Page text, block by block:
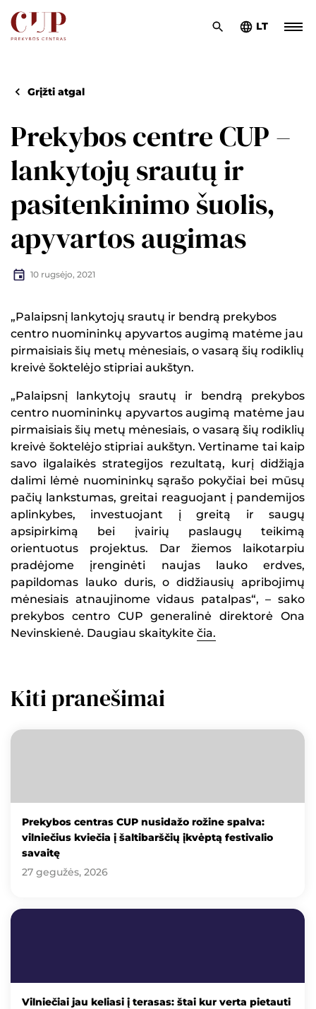
LT
Grįžti atgal
Prekybos centre CUP –
lankytojų srautų ir
pasitenkinimo šuolis,
apyvartos augimas
10 rugsėjo, 2021
„Palaipsnį lankytojų srautų ir bendrą prekybos
centro nuomininkų apyvartos augimą matėme jau
pirmaisiais šių metų mėnesiais, o vasarą šių rodiklių
kreivė šoktelėjo stipriai aukštyn.
„Palaipsnį lankytojų srautų ir bendrą prekybos
centro nuomininkų apyvartos augimą matėme jau
pirmaisiais šių metų mėnesiais, o vasarą šių rodiklių
kreivė šoktelėjo stipriai aukštyn. Vertiname tai kaip
savo ilgalaikės strategijos rezultatą, kurį didžiąja
dalimi lėmė nuomininkų sąrašo pokyčiai bei mūsų
pačių lankstumas, greitai reaguojant į pandemijos
aplinkybes, investuojant į greitą ir saugų
apsipirkimą bei įvairių paslaugų teikimą
orientuotus projektus. Dar žiemos laikotarpiu
pradėjome įrenginėti naujas lauko erdves,
papildomas lauko duris, o didžiausių apribojimų
mėnesiais atnaujinome vidaus patalpas“, – sako
prekybos centro CUP generalinė direktorė Ona
Nevinskienė. Daugiau skaitykite čia.
Kiti pranešimai
Prekybos centras CUP nusidažo rožine spalva:
vilniečius kviečia į šaltibarščių įkvėptą festivalio
savaitę
27 gegužės, 2026
Vilniečiai jau keliasi į terasas: štai kur verta pietauti